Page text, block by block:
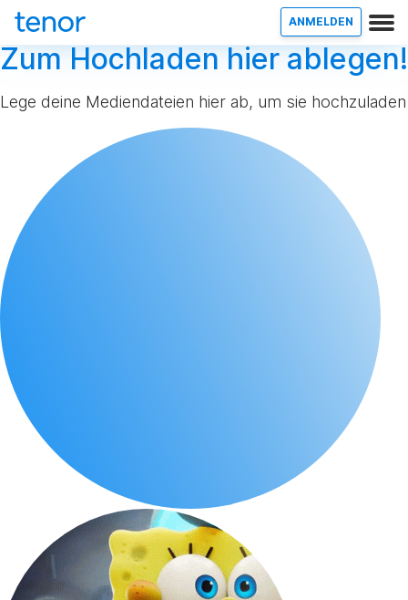
ANMELDEN
Zum Hochladen hier ablegen!
Lege deine Mediendateien hier ab, um sie hochzuladen